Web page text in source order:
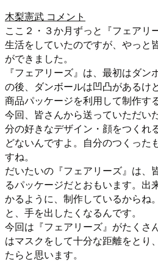
木梨憲武 コメント
ここ２・３か月ずっと『フェアリ
生活をしていたのですが、やっと
ができました。
『フェアリーズ』は、最初はダ
の後、ダンボールは凹凸があるけ
商品パッケージを利用して制作す
今回、皆さんから送っていただい
分の好きなデザイン・顔をつくれ
どないんですよ。自分のつくった
すね。
だいたいの『フェアリーズ』は、
るパッケージだとおもいます。出
かるように、制作しているからね
と、手を出したくなるんです。
今回は『フェアリーズ』がたくさ
はマスクをして十分な距離をとり
たらと思います。